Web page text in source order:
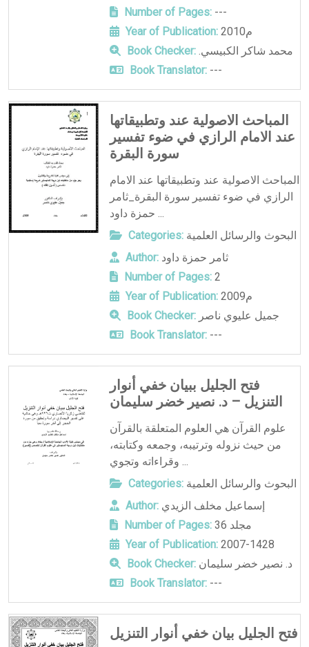
Number of Pages:---
Year of Publication:
2010م
Book Checker: .محمد شاكر الكبيسي
Book Translator:---
المباحث الاصولية عند وتطبيقاتها
عند الامام الرازي في ضوء تفسير
سورة البقرة
المباحث الاصولية عند وتطبيقاتها عند الامام
الرازي في ضوء تفسير سورة البقرة_ثامر
حمزة داود ...
Categories: البحوث والرسائل العلمية
Author: ثامر حمزة داود
Number of Pages:2
Year of Publication:
2009م
Book Checker: جميل عليوي ناصر
Book Translator:---
فتح الجليل ببيان خفي أنوار
التنزيل – د. نصير خضر سليمان
علوم القرآن هي العلوم المتعلقة بالقرآن
من حيث نزوله وترتيبه، وجمعه وكتابته،
وقراءاته وتجوي ...
Categories: البحوث والرسائل العلمية
Author: إسماعيل مخلف الزيدي
Number of Pages:
36 مجلد
Year of Publication:2007-1428
Book Checker: د. نصير خضر سليمان
Book Translator:---
فتح الجليل بيان خفي أنوار التنزيل